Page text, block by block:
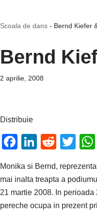
Scoala de dans - Bernd Kiefer
Bernd
2 aprilie, 2008
Distribuie
F
c
e
b
Li
k
e
dI
R
d
di
t
T
tt
er
Monika si Bernd,
mai inalta treapta a
21 martie 2008. In
pereche ocupa in prezent